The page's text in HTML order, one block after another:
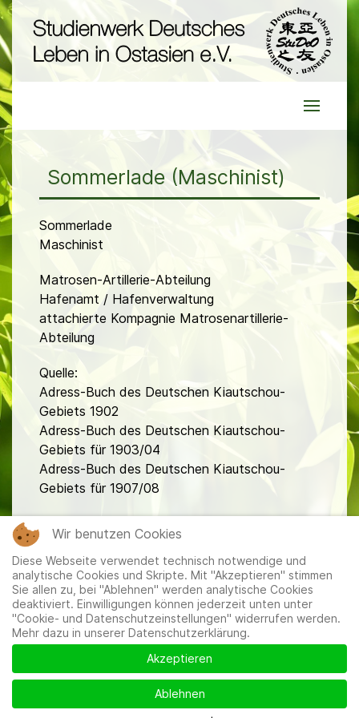
Sommerlade (Maschinist)
Sommerlade
Maschinist
Matrosen-Artillerie-Abteilung
Hafenamt / Hafenverwaltung
attachierte Kompagnie Matrosenartillerie-
Abteilung
Quelle:
Adress-Buch des Deutschen Kiautschou-
Gebiets 1902
Adress-Buch des Deutschen Kiautschou-
Gebiets für 1903/04
Adress-Buch des Deutschen Kiautschou-
Gebiets für 1907/08
Mitglieder|Impressum|Datenschutzerklärung|Cookie-
und Datenschutzeinstellungen
Wir benutzen Cookies
Diese Webseite verwendet technisch notwendige und
analytische Cookies und Skripte. Mit "Akzeptieren" stimmen
Sie allen zu, bei "Ablehnen" werden analytische Cookies
deaktiviert. Einwilligungen können jederzeit unten unter
"Cookie- und Datenschutzeinstellungen" widerrufen werden.
Mehr dazu in unserer Datenschutzerklärung.
Akzeptieren
Ablehnen